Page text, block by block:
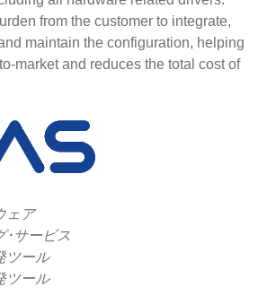
from the customer to integrate,
maintain the configuration, helping
market and reduces the total cost of
ェア
･サービス
ツール
ツール